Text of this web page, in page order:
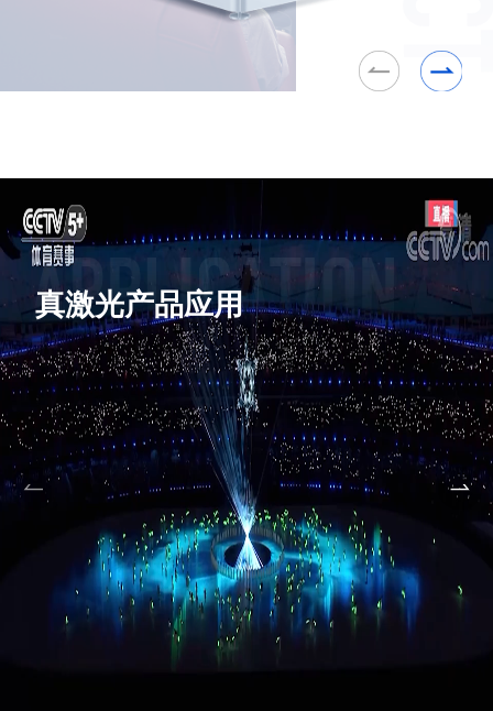
真激光产品应用